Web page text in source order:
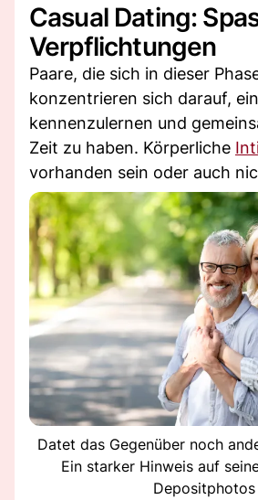
Casual Dating:
Verpflichtungen
Paare, die sich in dieser
konzentrieren sich darauf,
kennenzulernen und
Zeit zu haben. Körperliche
vorhanden sein oder auch
Datet das Gegenüber noch
Ein starker Hinweis auf
Depositphotos